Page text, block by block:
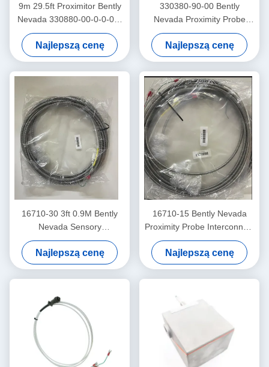
9m 29.5ft Proximitor Bently
Nevada 330880-00-0-0-03-
02 PROXPAC Proximity
Transducer
Najlepszą cenę
330380-90-00 Bently
Nevada Proximity Probe
3300 XL
Wysokotemperaturowy
czujnik bliskości
Najlepszą cenę
16710-30 3ft 0.9M Bently
Nevada Sensory
Interconnect Cable
Najlepszą cenę
16710-15 Bently Nevada
Proximity Probe Interconnect
Cable With Armor -15 - C
Najlepszą cenę